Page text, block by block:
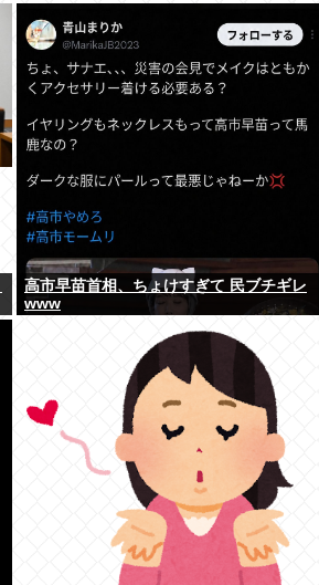
高市早苗首相、ちょけすぎて 民ブチギレ
www